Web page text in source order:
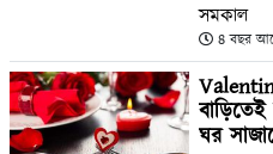
সমকাল
৪ বছর
ঘর